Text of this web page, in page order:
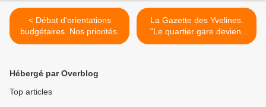
< Débat d'orientations
budgétaires. Nos priorités.
La Gazette des Yvelines.
"Le quartier gare devient
zone d'aménagement
Hébergé par Overblog
Top articles